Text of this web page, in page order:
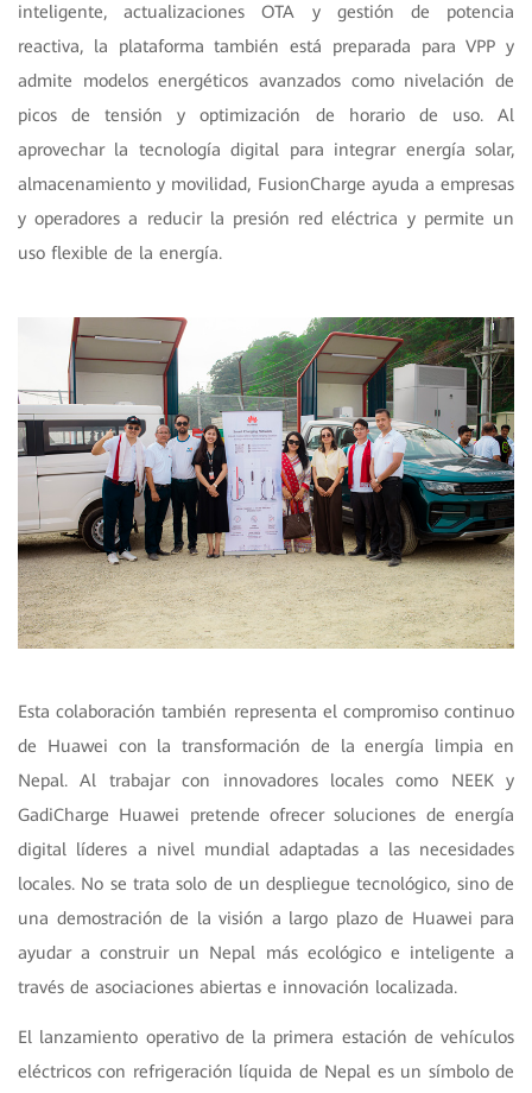
inteligente, actualizaciones OTA y gestión de potencia
reactiva, la plataforma también está preparada para VPP y
admite modelos energéticos avanzados como nivelación de
picos de tensión y optimización de horario de uso. Al
aprovechar la tecnología digital para integrar energía solar,
almacenamiento y movilidad, FusionCharge ayuda a empresas
y operadores a reducir la presión red eléctrica y permite un
uso flexible de la energía.
Esta colaboración también representa el compromiso continuo
de Huawei con la transformación de la energía limpia en
Nepal. Al trabajar con innovadores locales como NEEK y
GadiCharge Huawei pretende ofrecer soluciones de energía
digital líderes a nivel mundial adaptadas a las necesidades
locales. No se trata solo de un despliegue tecnológico, sino de
una demostración de la visión a largo plazo de Huawei para
ayudar a construir un Nepal más ecológico e inteligente a
través de asociaciones abiertas e innovación localizada.
El lanzamiento operativo de la primera estación de vehículos
eléctricos con refrigeración líquida de Nepal es un símbolo de